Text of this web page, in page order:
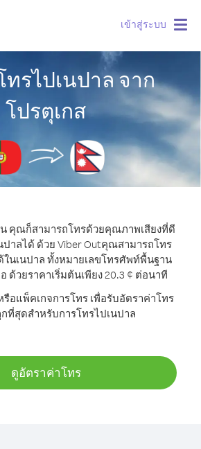
เข้าสู่ระบบ
ทรไปเนปาล จาก
โปรตุเกส
คุณก็สามารถโทรด้วยคุณภาพเสียงที่ดี
ปาลได้ ด้วย Viber Outคุณสามารถโทร
ในเนปาล ทั้งหมายเลขโทรศัพท์พื้นฐาน
ด้วยราคาเริ่มต้นเพียง 20.3 ¢ ต่อนาที
อแพ็คเกจการโทร เพื่อรับอัตราค่าโทร
ที่สุดสำหรับการโทรไปเนปาล
ดูอัตราค่าโทร